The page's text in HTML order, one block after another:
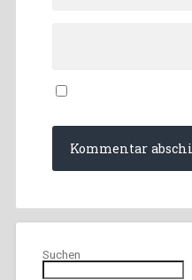
Suchen